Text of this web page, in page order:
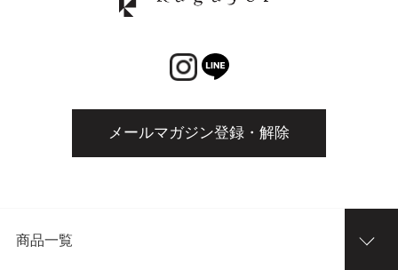
メールマガジン登録・解除
商品一覧